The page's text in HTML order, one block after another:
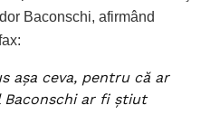
Baconschi, afirmând
aşa ceva, pentru că ar
Baconschi ar fi ştiut